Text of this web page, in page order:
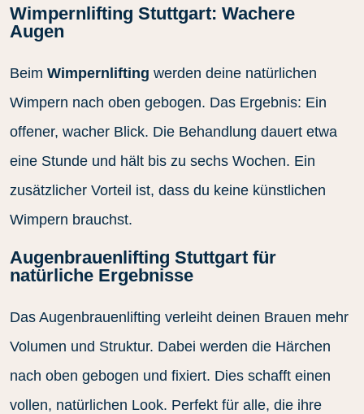
Wimpernlifting Stuttgart: Wachere
Augen
Beim Wimpernlifting werden deine natürlichen
Wimpern nach oben gebogen. Das Ergebnis: Ein
offener, wacher Blick. Die Behandlung dauert etwa
eine Stunde und hält bis zu sechs Wochen. Ein
zusätzlicher Vorteil ist, dass du keine künstlichen
Wimpern brauchst.
Augenbrauenlifting Stuttgart für
natürliche Ergebnisse
Das Augenbrauenlifting verleiht deinen Brauen mehr
Volumen und Struktur. Dabei werden die Härchen
nach oben gebogen und fixiert. Dies schafft einen
vollen, natürlichen Look. Perfekt für alle, die ihre